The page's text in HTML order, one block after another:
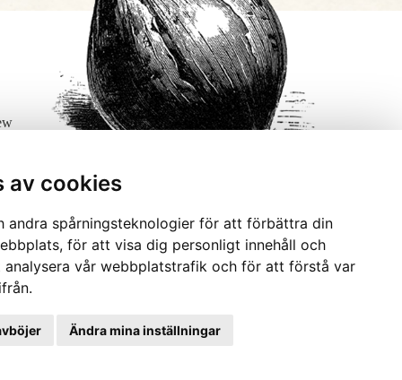
av cookies
andra spårningsteknologier för att förbättra din
för att visa dig personligt innehåll och
analysera vår webbplatstrafik och för att förstå var
Ändra mina inställningar